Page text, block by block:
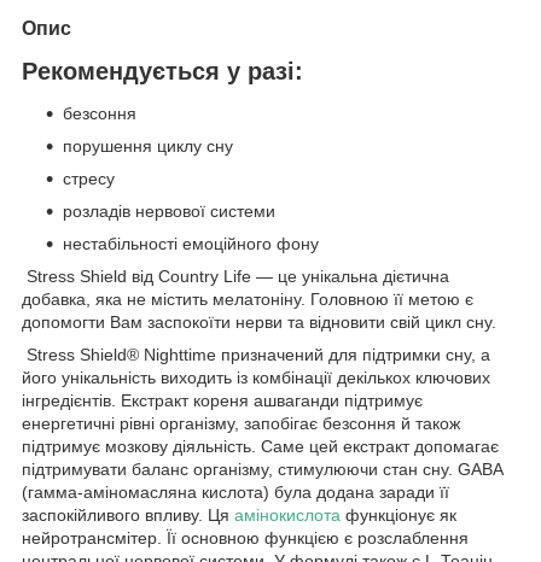
Опис
Рекомендується у разі:
безсоння
порушення циклу сну
стресу
розладів нервової системи
нестабільності емоційного фону
Stress Shield від Country Life — це унікальна дієтична
добавка, яка не містить мелатоніну. Головною її метою є
допомогти Вам заспокоїти нерви та відновити свій цикл сну.
Stress Shield® Nighttime призначений для підтримки сну, а
його унікальність виходить із комбінації декількох ключових
інгредієнтів. Екстракт кореня ашваганди підтримує
енергетичні рівні організму, запобігає безсоння й також
підтримує мозкову діяльність. Саме цей екстракт допомагає
підтримувати баланс організму, стимулюючи стан сну. GABA
(гамма-аміномасляна кислота) була додана заради її
заспокійливого впливу. Ця амінокислота функціонує як
нейротрансмітер. Її основною функцією є розслаблення